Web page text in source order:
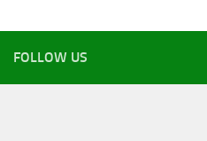
FOLLOW US